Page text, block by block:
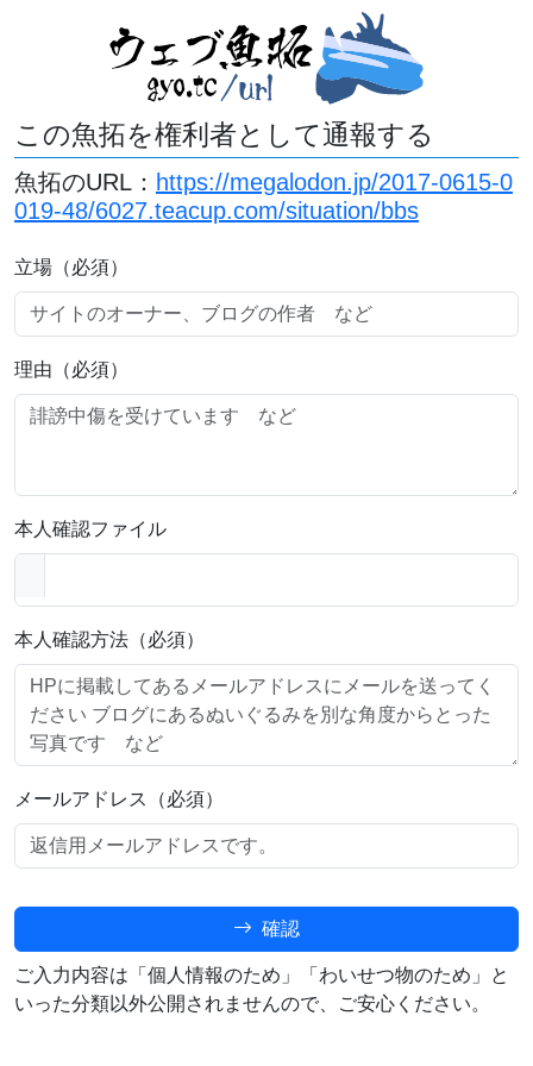
この魚拓を権利者として通報する
魚拓のURL： https://megalodon.jp/2017-0615-0
019-48/6027.teacup.com/situation/bbs
立場（必須）
理由（必須）
本人確認ファイル
本人確認方法（必須）
メールアドレス（必須）
確認
ご入力内容は「個人情報のため」「わいせつ物のため」と
いった分類以外公開されませんので、ご安心ください。